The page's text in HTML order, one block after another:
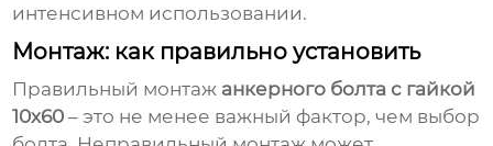
интенсивном использовании.
Монтаж: как правильно установить
Правильный монтаж анкерного болта с гайкой
10х60 – это не менее важный фактор, чем выбор